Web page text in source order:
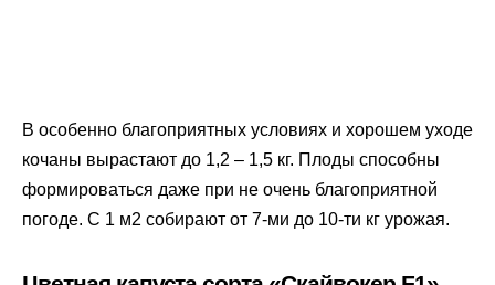
В особенно благоприятных условиях и хорошем уходе
кочаны вырастают до 1,2 – 1,5 кг. Плоды способны
формироваться даже при не очень благоприятной
погоде. С 1 м2 собирают от 7-ми до 10-ти кг урожая.